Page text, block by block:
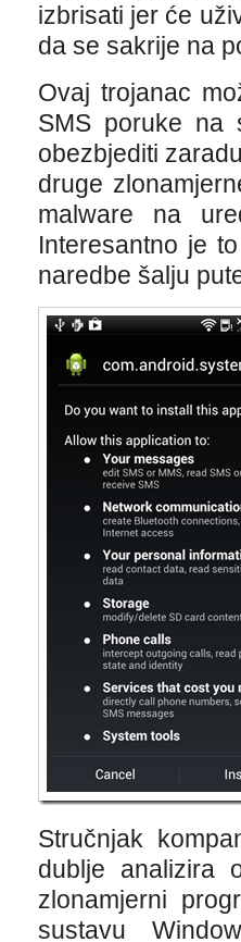
izbrisati jer će
da se sakrije na
Ovaj trojanac
SMS poruke na
obezbjediti
druge
malware na
Interesantno je
naredbe šalju
Stručnjak
dublje analizira
zlonamjerni
sustavu